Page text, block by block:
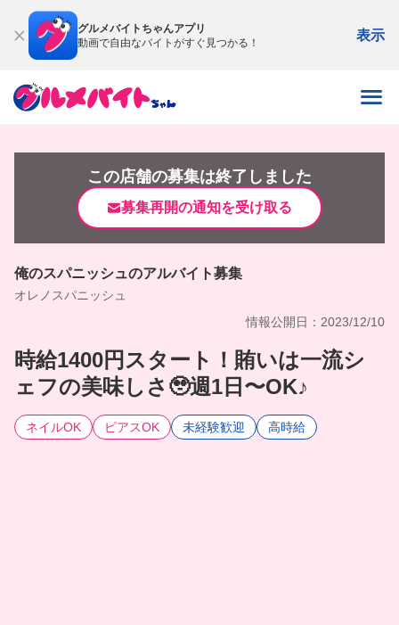
グルメバイトちゃんアプリ
動画で自由なバイトがすぐ見つかる！
表示
この店舗の募集は終了しました
募集再開の通知を受け取る
俺のスパニッシュのアルバイト募集
オレノスパニッシュ
情報公開日：2023/12/10
時給1400円スタート！賄いは一流シ
ェフの美味しさ🥹週1日〜OK♪
ネイルOK ピアスOK 未経験歓迎 高時給